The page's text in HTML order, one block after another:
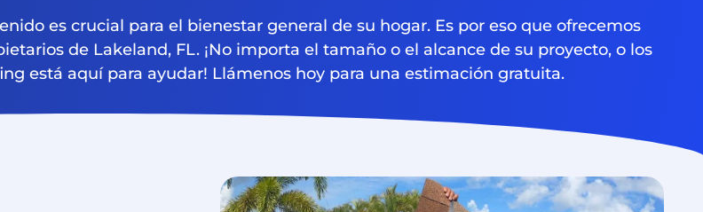
es crucial para el bienestar general de su hogar. Es por eso que ofrecemos
de Lakeland, FL. ¡No importa el tamaño o el alcance de su proyecto, o los
está aquí para ayudar! Llámenos hoy para una estimación gratuita.